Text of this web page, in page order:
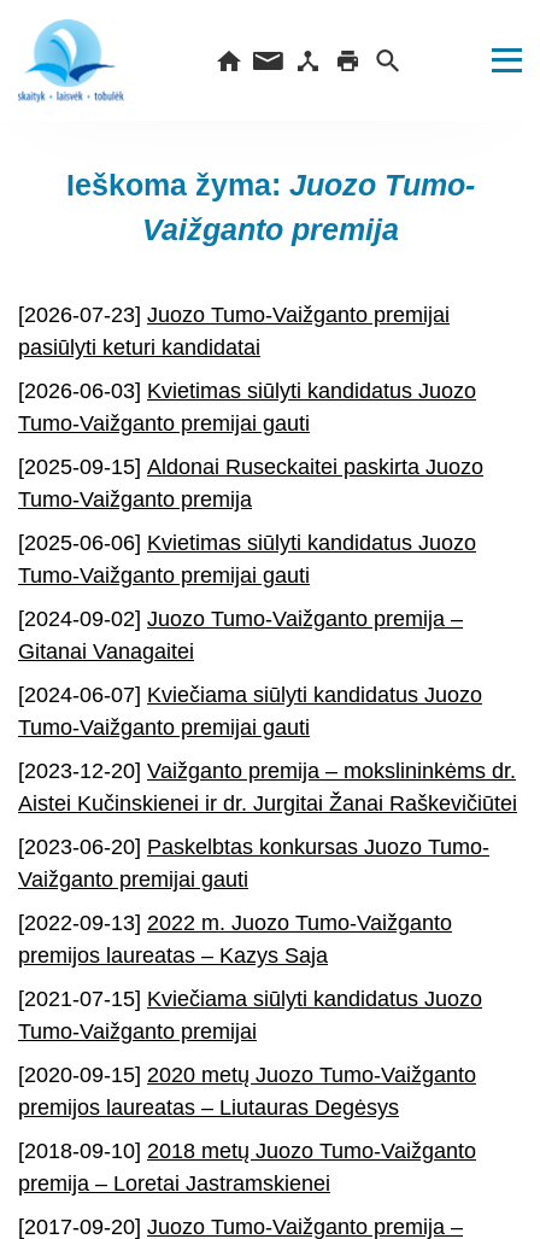
Ieškoma žyma: Juozo Tumo-
Vaižganto premija
[2026-07-23] Juozo Tumo-Vaižganto premijai
pasiūlyti keturi kandidatai
[2026-06-03] Kvietimas siūlyti kandidatus Juozo
Tumo-Vaižganto premijai gauti
[2025-09-15] Aldonai Ruseckaitei paskirta Juozo
Tumo-Vaižganto premija
[2025-06-06] Kvietimas siūlyti kandidatus Juozo
Tumo-Vaižganto premijai gauti
[2024-09-02] Juozo Tumo-Vaižganto premija –
Gitanai Vanagaitei
[2024-06-07] Kviečiama siūlyti kandidatus Juozo
Tumo-Vaižganto premijai gauti
[2023-12-20] Vaižganto premija – mokslininkėms dr.
Aistei Kučinskienei ir dr. Jurgitai Žanai Raškevičiūtei
[2023-06-20] Paskelbtas konkursas Juozo Tumo-
Vaižganto premijai gauti
[2022-09-13] 2022 m. Juozo Tumo-Vaižganto
premijos laureatas – Kazys Saja
[2021-07-15] Kviečiama siūlyti kandidatus Juozo
Tumo-Vaižganto premijai
[2020-09-15] 2020 metų Juozo Tumo-Vaižganto
premijos laureatas – Liutauras Degėsys
[2018-09-10] 2018 metų Juozo Tumo-Vaižganto
premija – Loretai Jastramskienei
[2017-09-20] Juozo Tumo-Vaižganto premija –